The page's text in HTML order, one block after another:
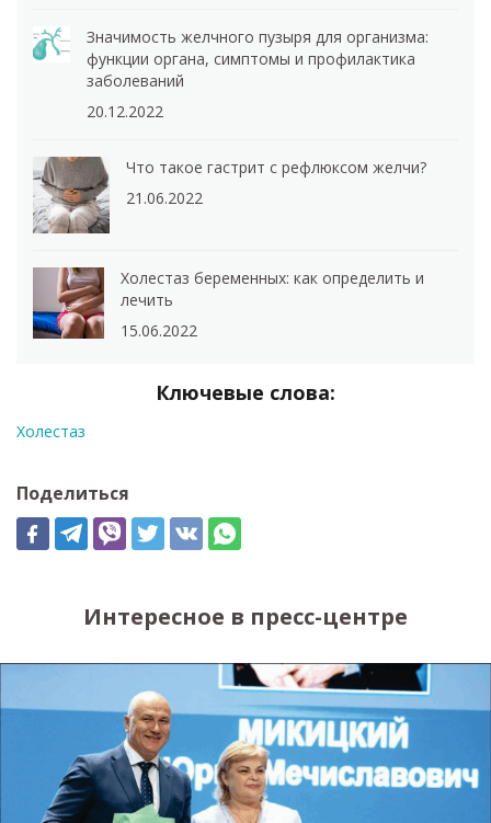
Значимость желчного пузыря для организма:
функции органа, симптомы и профилактика
заболеваний
20.12.2022
Что такое гастрит с рефлюксом желчи?
21.06.2022
Холестаз беременных: как определить и
лечить
15.06.2022
Ключевые слова:
Холестаз
Поделиться
Интересное в пресс-центре